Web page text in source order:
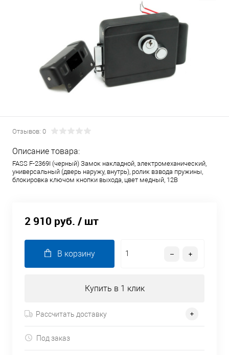
Отзывов: 0
Описание товара:
FASS F-2369I (черный) Замок накладной, электромеханический,
универсальный (дверь наружу, внутрь), ролик взвода пружины,
блокировка ключом кнопки выхода, цвет медный, 12В
2 910 руб. / шт
В корзину
Купить в 1 клик
Рассчитать доставку
Под заказ